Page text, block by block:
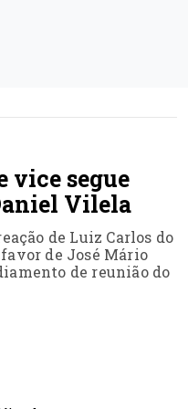
vice segue
Vilela
de Luiz Carlos do
de José Mário
de reunião do